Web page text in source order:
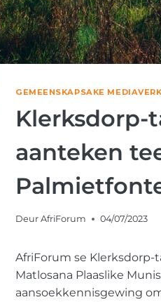
GEMEENSKAPSAKE
Klerksdorp-
aanteken
Deur AfriForum 04/07/2023
AfriForum se
Matlosana Plaaslike
aansoekkennisgewing